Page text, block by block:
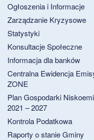
Ogłoszenia i Informacje
Zarządzanie Kryzysowe
Statystyki
Konsultacje Społeczne
Informacja dla banków
Centralna Ewidencja
ZONE
Plan Gospodarki
2021 – 2027
Kontrola Podatkowa
Raporty o stanie Gminy